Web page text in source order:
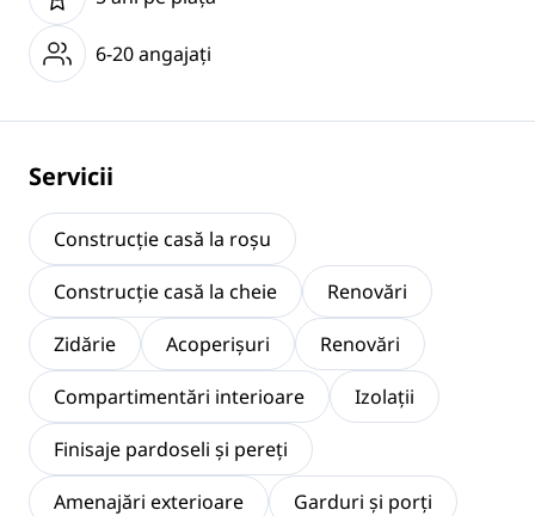
6-20 angajaţi
Servicii
Construcție casă la roșu
Construcție casă la cheie
Renovări
Zidărie
Acoperișuri
Renovări
Compartimentări interioare
Izolații
Finisaje pardoseli și pereți
Amenajări exterioare
Garduri și porți